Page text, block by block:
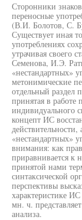
Сторонники
переносные
(В.И. Болотов, С.
Существует иная
употреблениях
утрачивая своего
Семенова, И.Э.
«нестандартных»
метонимические
отдельный раздел
принятая в работе
индивидуального
концепт ИС
«нестандартных»
внимания: как
приравнивается к
принятой нами
синтаксической
перспективы
характеристике
мн. ч.
анализа.